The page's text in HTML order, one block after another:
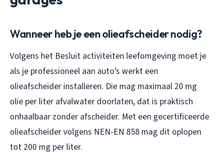
Wanneer heb je een olieafscheider nodig?
Volgens het Besluit activiteiten leefomgeving moet je
als je professioneel aan auto’s werkt een
olieafscheider installeren. Die mag maximaal 20 mg
olie per liter afvalwater doorlaten, dat is praktisch
onhaalbaar zonder afscheider. Met een gecertificeerde
olieafscheider volgens NEN-EN 858 mag dit oplopen
tot 200 mg per liter.